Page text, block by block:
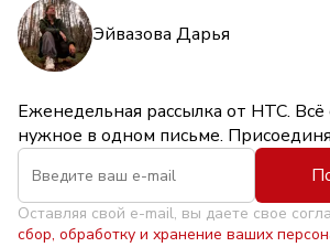
Эйвазова Дарья
Еженедельная рассылка от НТС.
нужное в одном письме.
Оставляя свой e-mail, вы даете свое
сбор, обработку и хранение ваших